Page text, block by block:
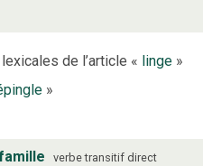
de l’article « linge »
»
verbe transitif direct